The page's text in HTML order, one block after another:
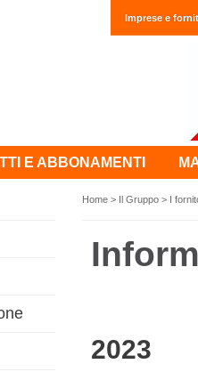
Imprese e
E ABBONAMENTI
Home > Il Gruppo > I
2023